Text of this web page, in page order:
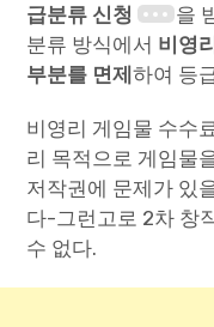
급분류 신청
을
분류 방식에서 비영
부분를 면제하여 등
비영리 게임물 수수
리 목적으로 게임물
저작권에 문제가 있
다-그런고로 2차 창
수 없다.